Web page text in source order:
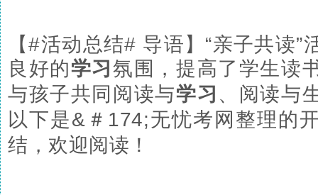
【#活动总结# 导语】“亲子共读
良好的学习氛围，提高了学生读
与孩子共同阅读与学习 、阅读与
以下是&＃174;无忧考网整理的
结，欢迎阅读！